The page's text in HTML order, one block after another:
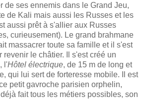
de ses ennemis dans le Grand Jeu,
de Kali mais aussi les Russes et les
aussi prêt à s'allier aux Russes
curieusement). Le grand brahmane
massacrer toute sa famille et il s'est
revenir le châtier. Il s'est créé un
l'Hôtel électrique, de 15 m de long et
qui lui sert de forteresse mobile. Il est
petit gavroche parisien orphelin,
fait tous les métiers possibles, son